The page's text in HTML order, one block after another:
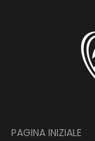
PAGINA INIZIALE